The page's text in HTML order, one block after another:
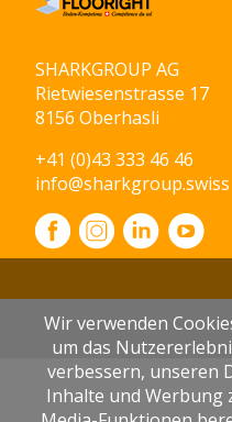
SHARKGROUP AG
Rietwiesenstrasse 17
8156 Oberhasli
+41 (0)43 333 46 46
info@sharkgroup.swiss
Wir verwenden
um das
verbessern, unseren
Inhalte und Werbung